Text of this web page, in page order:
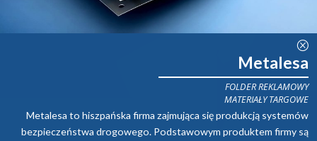
Q
Metalesa
FOLDER REKLAMOWY
MATERIAŁY TARGOWE
Metalesa to hiszpańska firma zajmująca się produkcją systemów
bezpieczeństwa drogowego. Podstawowym produktem firmy są